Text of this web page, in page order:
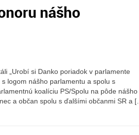
nášho
„Urobí si Danko poriadok v parlamente
logom nášho parlamentu a spolu s
koalíciu PS/Spolu na pôde nášho
a občan spolu s ďalšími občanmi SR a